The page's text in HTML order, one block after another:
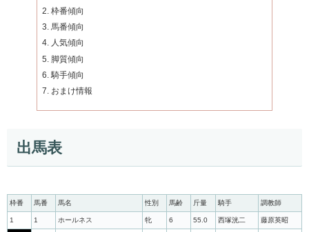
枠番傾向
馬番傾向
人気傾向
脚質傾向
騎手傾向
おまけ情報
出馬表
枠番 馬番 馬名 性別 馬齢 斤量 騎手 調教師
1 1 ホールネス 牝 6 55.0 西塚洸二 藤原英昭